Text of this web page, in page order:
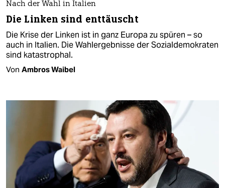
Nach der Wahl in Italien
Die Linken sind enttäuscht
Die Krise der Linken ist in ganz Europa zu spüren – so
auch in Italien. Die Wahlergebnisse der Sozialdemokraten
sind katastrophal.
Von Ambros Waibel